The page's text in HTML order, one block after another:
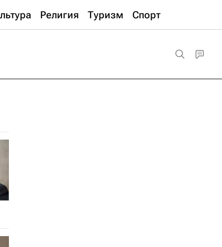
Религия Туризм Спорт